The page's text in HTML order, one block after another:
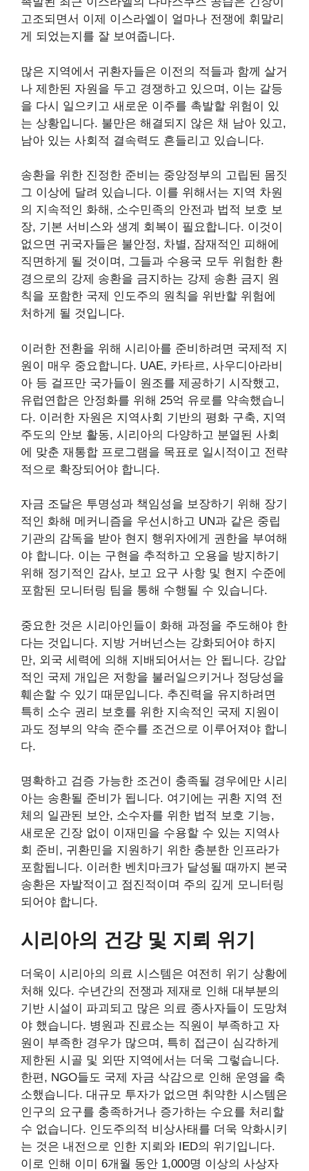
고조되면서 이제 이스라엘이 얼마나 전쟁에 휘말리
게 되었는지를 잘 보여줍니다.
많은 지역에서 귀환자들은 이전의 적들과 함께 살거
나 제한된 자원을 두고 경쟁하고 있으며, 이는 갈등
을 다시 일으키고 새로운 이주를 촉발할 위험이 있
는 상황입니다. 불만은 해결되지 않은 채 남아 있고,
남아 있는 사회적 결속력도 흔들리고 있습니다.
송환을 위한 진정한 준비는 중앙정부의 고립된 몸짓
그 이상에 달려 있습니다. 이를 위해서는 지역 차원
의 지속적인 화해, 소수민족의 안전과 법적 보호 보
장, 기본 서비스와 생계 회복이 필요합니다. 이것이
없으면 귀국자들은 불안정, 차별, 잠재적인 피해에
직면하게 될 것이며, 그들과 수용국 모두 위험한 환
경으로의 강제 송환을 금지하는 강제 송환 금지 원
칙을 포함한 국제 인도주의 원칙을 위반할 위험에
처하게 될 것입니다.
이러한 전환을 위해 시리아를 준비하려면 국제적 지
원이 매우 중요합니다. UAE, 카타르, 사우디아라비
아 등 걸프만 국가들이 원조를 제공하기 시작했고,
유럽연합은 안정화를 위해 25억 유로를 약속했습니
다. 이러한 자원은 지역사회 기반의 평화 구축, 지역
주도의 안보 활동, 시리아의 다양하고 분열된 사회
에 맞춘 재통합 프로그램을 목표로 일시적이고 전략
적으로 확장되어야 합니다.
자금 조달은 투명성과 책임성을 보장하기 위해 장기
적인 화해 메커니즘을 우선시하고 UN과 같은 중립
기관의 감독을 받아 현지 행위자에게 권한을 부여해
야 합니다. 이는 구현을 추적하고 오용을 방지하기
위해 정기적인 감사, 보고 요구 사항 및 현지 수준에
포함된 모니터링 팀을 통해 수행될 수 있습니다.
중요한 것은 시리아인들이 화해 과정을 주도해야 한
다는 것입니다. 지방 거버넌스는 강화되어야 하지
만, 외국 세력에 의해 지배되어서는 안 됩니다. 강압
적인 국제 개입은 저항을 불러일으키거나 정당성을
훼손할 수 있기 때문입니다. 추진력을 유지하려면
특히 소수 권리 보호를 위한 지속적인 국제 지원이
과도 정부의 약속 준수를 조건으로 이루어져야 합니
다.
명확하고 검증 가능한 조건이 충족될 경우에만 시리
아는 송환될 준비가 됩니다. 여기에는 귀환 지역 전
체의 일관된 보안, 소수자를 위한 법적 보호 기능,
새로운 긴장 없이 이재민을 수용할 수 있는 지역사
회 준비, 귀환민을 지원하기 위한 충분한 인프라가
포함됩니다. 이러한 벤치마크가 달성될 때까지 본국
송환은 자발적이고 점진적이며 주의 깊게 모니터링
되어야 합니다.
시리아의 건강 및 지뢰 위기
더욱이 시리아의 의료 시스템은 여전히 ​​위기 상황에
처해 있다. 수년간의 전쟁과 제재로 인해 대부분의
기반 시설이 파괴되고 많은 의료 종사자들이 도망쳐
야 했습니다. 병원과 진료소는 직원이 부족하고 자
원이 부족한 경우가 많으며, 특히 접근이 심각하게
제한된 시골 및 외딴 지역에서는 더욱 그렇습니다.
한편, NGO들도 국제 자금 삭감으로 인해 운영을 축
소했습니다. 대규모 투자가 없으면 취약한 시스템은
인구의 요구를 충족하거나 증가하는 수요를 처리할
수 없습니다. 인도주의적 비상사태를 더욱 악화시키
는 것은 내전으로 인한 지뢰와 IED의 위기입니다.
이로 인해 이미 6개월 동안 1,000명 이상의 사상자